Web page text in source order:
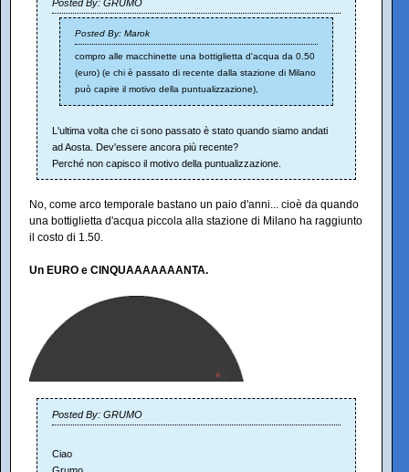
Posted By: GRUMO
Posted By: Marok
compro alle macchinette una bottiglietta d'acqua da 0.50
(euro) (e chi è passato di recente dalla stazione di Milano
può capire il motivo della puntualizzazione),
L'ultima volta che ci sono passato è stato quando siamo andati
ad Aosta. Dev'essere ancora più recente?
Perché non capisco il motivo della puntualizzazione.
No, come arco temporale bastano un paio d'anni... cioè da quando
una bottiglietta d'acqua piccola alla stazione di Milano ha raggiunto
il costo di 1.50.
Un EURO e CINQUAAAAAAANTA.
Posted By: GRUMO
Ciao